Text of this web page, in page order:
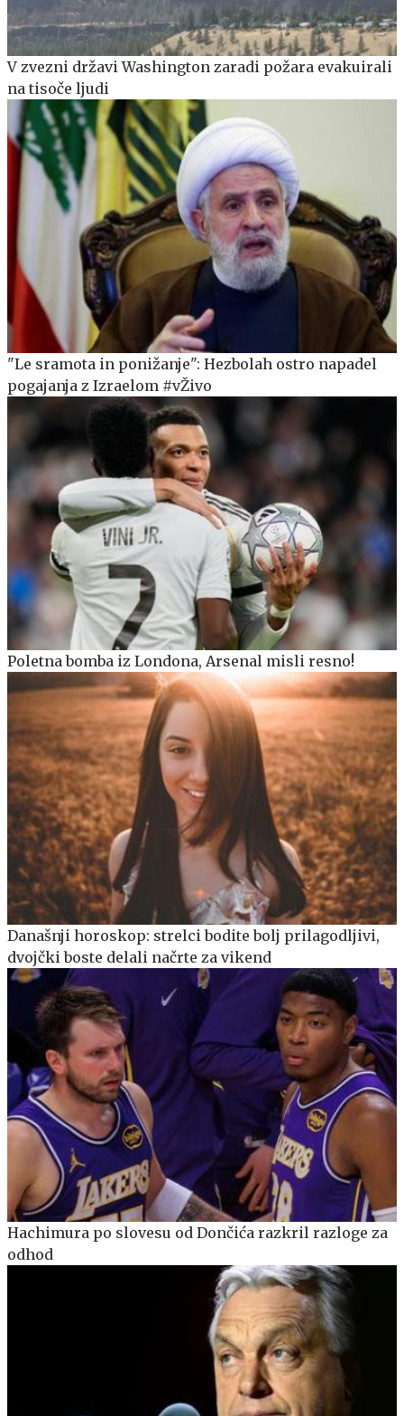
V zvezni državi Washington zaradi požara evakuirali
na tisoče ljudi
"Le sramota in ponižanje": Hezbolah ostro napadel
pogajanja z Izraelom #vŽivo
Poletna bomba iz Londona, Arsenal misli resno!
Današnji horoskop: strelci bodite bolj prilagodljivi,
dvojčki boste delali načrte za vikend
Hachimura po slovesu od Dončića razkril razloge za
odhod